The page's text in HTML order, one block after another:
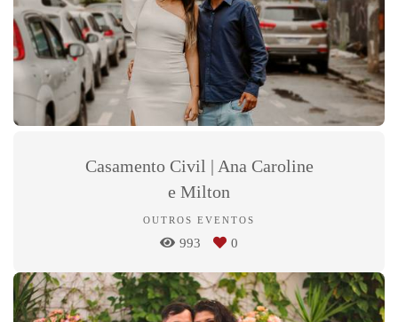
Casamento Civil | Ana Caroline
e Milton
OUTROS EVENTOS
993 0